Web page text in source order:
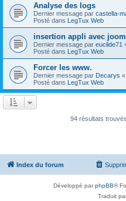
Analyse des logs
Dernier message par castella-
Posté dans LegTux Web
insertion appli avec
Dernier message par euclide71
Posté dans LegTux Web
Forcer les www.
Dernier message par Decarys «
Posté dans LegTux Web
94 résultats trouvés
Index du forum
Développé parphpBB®
Traduit